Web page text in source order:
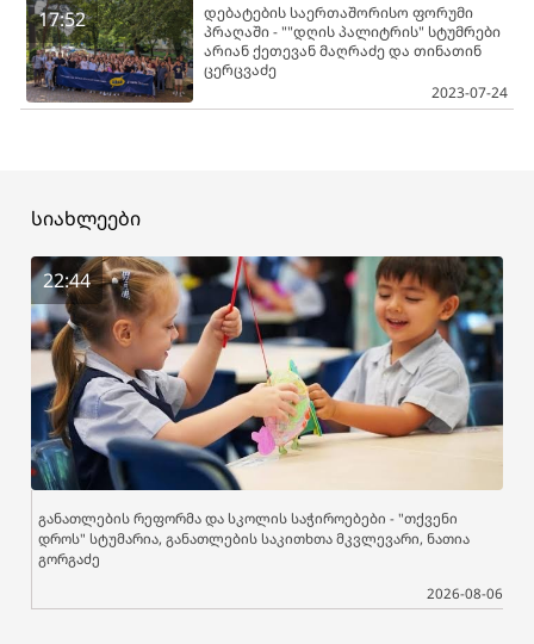
17:52
დებატების საერთაშორისო ფორუმი
პრაღაში - ""დღის პალიტრის" სტუმრები
არიან ქეთევან მაღრაძე და თინათინ
ცერცვაძე
2023-07-24
სიახლეები
22:44
განათლების რეფორმა და სკოლის საჭიროებები - "თქვენი
დროს" სტუმარია, განათლების საკითხთა მკვლევარი, ნათია
გორგაძე
2026-08-06